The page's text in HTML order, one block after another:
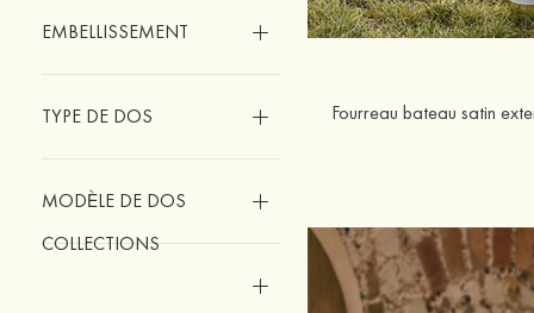
EMBELLISSEMENT
TYPE DE DOS
MODÈLE DE DOS
COLLECTIONS